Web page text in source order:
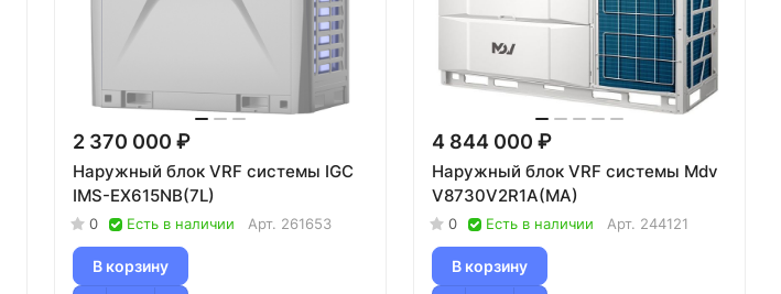
2 370 000 ₽
Наружный блок VRF системы IGC
IMS-EX615NB(7L)
0 Есть в наличии Арт. 261653
В корзину
4 844 000 ₽
Наружный блок VRF системы Mdv
V8730V2R1A(MA)
0 Есть в наличии Арт. 244121
В корзину